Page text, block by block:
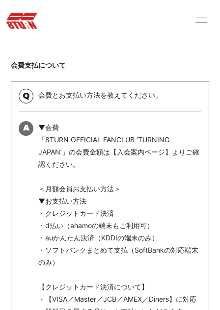
PROFILE
STORE ARCHIVES
PHOTOLOG
会員登録 ログイン
会費支払について
Q 会費とお支払い方法を教えてください。
A
▼会費
「8TURN OFFICIAL FANCLUB ‘TURNING
JAPAN’」の会費金額は【 入会案内ページ】よりご確
認ください。
＜月額会員お支払い方法＞
▼お支払い方法
・クレジットカード決済
・d払い（ahamoの端末もご利用可）
・auかんたん決済（KDDIの端末のみ）
・ソフトバンクまとめて支払（SoftBankの対応端末
のみ）
【クレジットカード決済について】
・【VISA／Master／JCB／AMEX／Diners】に対応